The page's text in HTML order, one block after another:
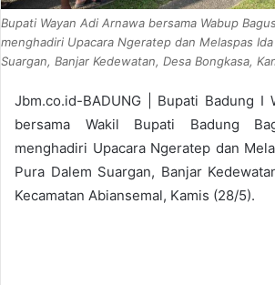
Bupati Wayan Adi Arnawa bersama Wabup
menghadiri Upacara Ngeratep dan Melaspas
Suargan, Banjar Kedewatan, Desa Bongkasa,
Jbm.co.id-BADUNG | Bupati Badung I
bersama Wakil Bupati Badung
menghadiri Upacara Ngeratep dan
Pura Dalem Suargan, Banjar
Kecamatan Abiansemal, Kamis (28/5).